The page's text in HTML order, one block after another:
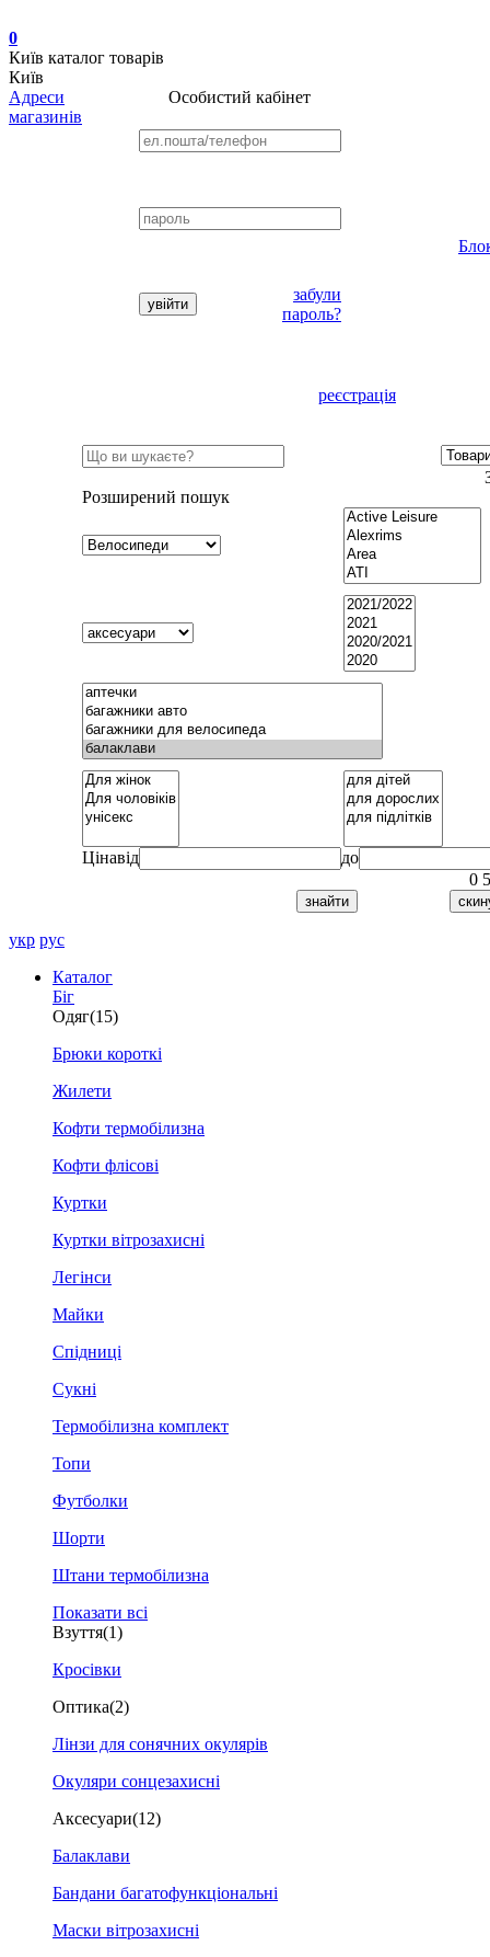
0
Київ каталог товарів
Київ
Адреси
магазинів
Особистий кабінет
забули
пароль?
реєстрація
Розширений пошук
Цінавід
до
0
укр рус
Каталог
Біг
Одяг(15)
Брюки короткі
Жилети
Кофти термобілизна
Кофти флісові
Куртки
Куртки вітрозахисні
Легінси
Майки
Спідниці
Сукні
Термобілизна комплект
Топи
Футболки
Шорти
Штани термобілизна
Показати всі
Взуття(1)
Кросівки
Оптика(2)
Лінзи для сонячних окулярів
Окуляри сонцезахисні
Аксесуари(12)
Балаклави
Бандани багатофункціональні
Маски вітрозахисні